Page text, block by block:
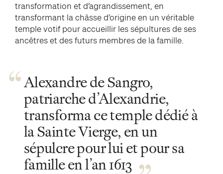
transformation et d’agrandissement, en
transformant la châsse d’origine en un véritable
temple votif pour accueillir les sépultures de ses
ancêtres et des futurs membres de la famille.
Alexandre de Sangro,
patriarche d’Alexandrie,
transforma ce temple dédié à
la Sainte Vierge, en un
sépulcre pour lui et pour sa
famille en l’an 1613